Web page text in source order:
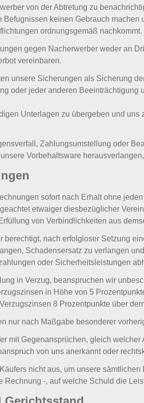
von der Abtretung zu
keinen Gebrauch
ordnungsgemäß nachkommt.
gegen Nacherwerber weder an
vereinbaren.
unsere Sicherungen als Sicherung
oder jeder anderen Beeinträchtigung
Unterlagen zu übergeben und uns
Zahlungsumstellung oder
Vorbehaltsware
sofort nach Erhalt ohne
etwaiger diesbezüglicher
von Verbindlichkeiten aus
berechtigt, nach erfolgloser Setzung
Schadensersatz zu verlangen
oder Sicherheitsleistungen
in Verzug, beanspruchen wir
in Höhe von 5
8 Prozentpunkte über
nur nach Maßgabe besonderer
mit Gegenansprüchen, gleich
von uns anerkannt oder
nicht aus, um unsere
Rechnung -, auf welche Schuld die